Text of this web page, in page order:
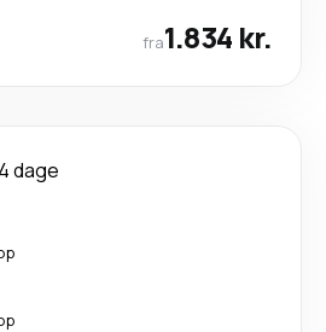
fra1.834 kr.
4 dage